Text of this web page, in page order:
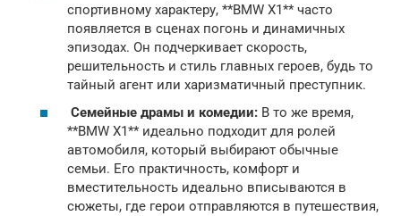
спортивному характеру, **BMW X1** часто
появляется в сценах погонь и динамичных
эпизодах. Он подчеркивает скорость,
решительность и стиль главных героев, будь то
тайный агент или харизматичный преступник.
Семейные драмы и комедии: В то же время,
**BMW X1** идеально подходит для ролей
автомобиля, который выбирают обычные
семьи. Его практичность, комфорт и
вместительность идеально вписываются в
сюжеты, где герои отправляются в путешествия,